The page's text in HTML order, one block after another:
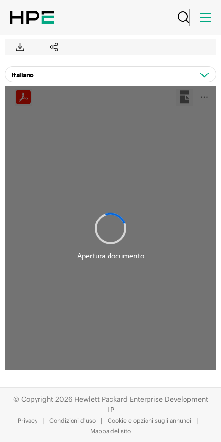
© Copyright 2026 Hewlett Packard Enterprise Development
LP
Privacy Condizioni d'uso
Cookie e opzioni sugli annunci
Mappa del sito